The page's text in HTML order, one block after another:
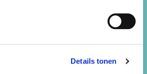
Details tonen